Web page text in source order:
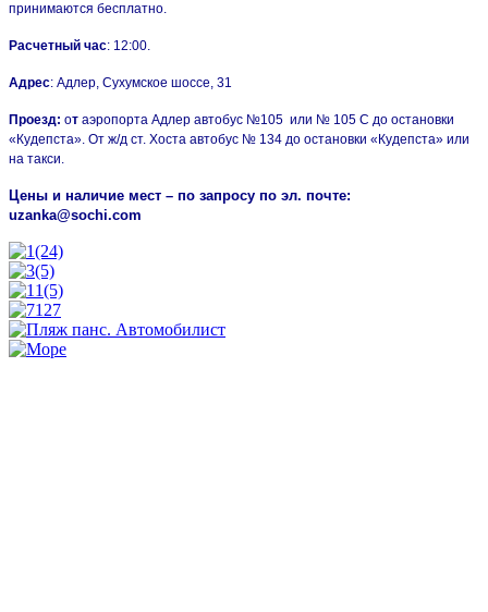
принимаются бесплатно.
Расчетный час: 12:00.
Адрес: Адлер, Сухумское шоссе, 31
Проезд: от аэропорта Адлер автобус №105 или № 105 С до остановки
«Кудепста». От ж/д ст. Хоста автобус № 134 до остановки «Кудепста» или
на такси.
Цены и наличие мест – по запросу по эл. почте:
uzanka@sochi.com